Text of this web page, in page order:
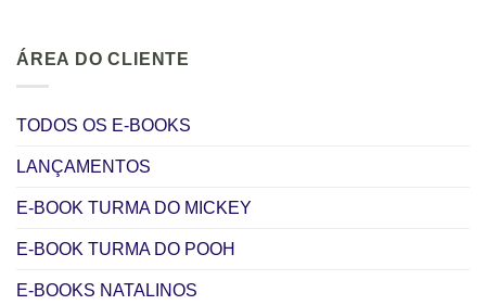
ÁREA DO CLIENTE
TODOS OS E-BOOKS
LANÇAMENTOS
E-BOOK TURMA DO MICKEY
E-BOOK TURMA DO POOH
E-BOOKS NATALINOS